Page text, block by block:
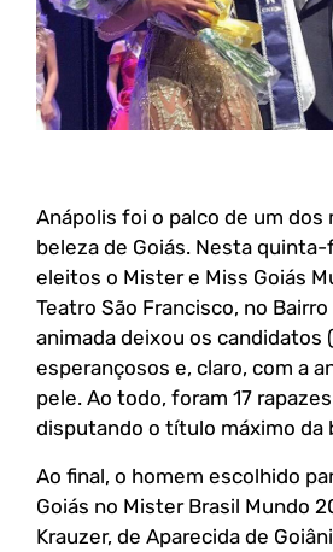
Anápolis foi o palco de um dos
beleza de Goiás. Nesta quinta-
eleitos o Mister e Miss Goiás
Teatro São Francisco, no
animada deixou os candidatos
esperançosos e, claro, com a
pele. Ao todo, foram 17
disputando o título máximo da
Ao final, o homem escolhido
Goiás no Mister Brasil Mundo
Krauzer, de Aparecida de